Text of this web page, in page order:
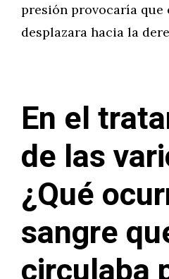
presión provocaría que
desplazara hacia la
En el
de las
¿Qué
sangre